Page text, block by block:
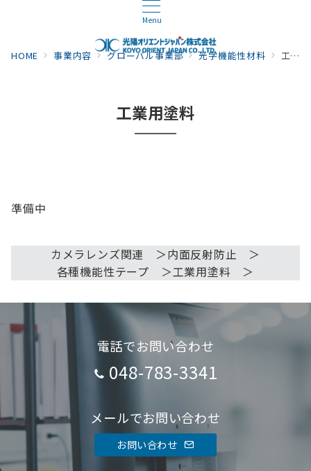
Menu
HOME 事業内容 グローバル事業部 光学機能性材料 工業用塗料
工業用塗料
準備中
カメラレンズ関連 ＞内面反射防止 ＞
各種機能性テープ ＞工業用塗料 ＞
電話でお問い合わせ
048-783-3341
メールでお問い合わせ
お問い合わせ